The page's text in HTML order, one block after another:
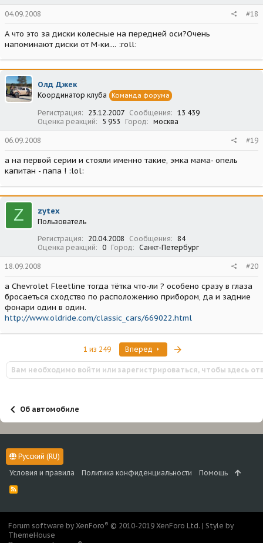
04.09.2008 #18
А что это за диски колесные на передней оси?Очень
напоминают диски от М-ки.... :roll:
Олд Джек
Координатор клуба Команда форума
Регистрация 23.12.2007 Сообщения
13 439
Оценка реакций
5 953 Город москва
06.09.2008 #19
а на первой серии и стояли именно такие, эмка мама- опель
капитан - папа ! :lol:
Z zytex
Пользователь
Регистрация
20.04.2008 Сообщения
84
Оценка реакций
0 Город Санкт-Петербург
18.09.2008 #20
а Chevrolet Fleetline тогда тётка что-ли ? особено сразу в глаза
бросаеться сходство по расположению прибором, да и задние
фонари один в один.
http://www.oldride.com/classic_cars/669022.html
1 из 249 Вперед
Вам необходимо войти или зарегистрироваться, чтобы здесь
Об автомобиле
Русский (RU)
Условия и правила
Политика конфиденциальности Помощь
R
S
Forum software by XenForo® © 2010-2019 XenForo Ltd. | Style by
ThemeHouse